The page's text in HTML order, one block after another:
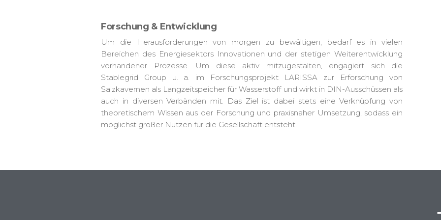
Forschung & Entwicklung
Um die Herausforderungen von morgen zu bewältigen, bedarf es in vielen
Bereichen des Energiesektors Innovationen und der stetigen Weiterentwicklung
vorhandener Prozesse. Um diese aktiv mitzugestalten, engagiert sich die
Stablegrid Group u. a. im
Forschungsprojekt LARISSA zur Erforschung von
Salzkavernen als Langzeitspeicher für Wasserstoff und wirkt in DIN-Ausschüssen als
auch in diversen Verbänden mit. Das Ziel ist dabei stets eine Verknüpfung von
theoretischem Wissen aus der Forschung und praxisnaher Umsetzung, sodass ein
möglichst großer Nutzen für die Gesellschaft entsteht.